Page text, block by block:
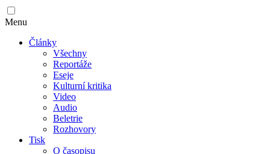
Menu
Články
Všechny
Reportáže
Eseje
Kulturní kritika
Video
Audio
Beletrie
Rozhovory
Tisk
O časopisu